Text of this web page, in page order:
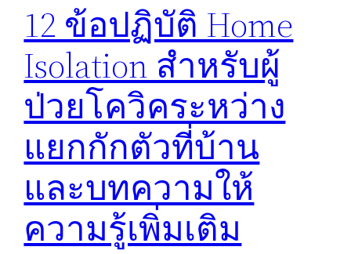
12 ข้อปฏิบัติ Home
Isolation สำหรับผู้
ป่วยโควิคระหว่าง
แยกกักตัวที่บ้าน
และบทความให้
ความรู้เพิ่มเติม